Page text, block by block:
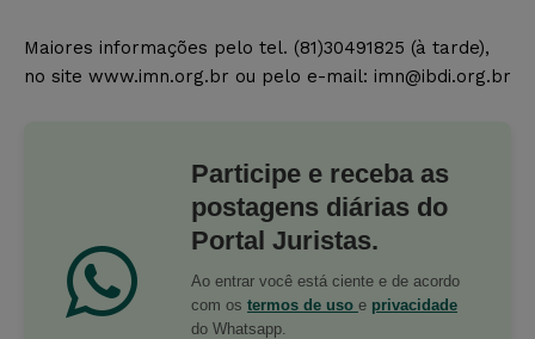
Maiores informações pelo tel. (81)30491825 (à tarde),
no site www.imn.org.br ou pelo e-mail: imn@ibdi.org.br
Participe e receba as
postagens diárias do
Portal Juristas.
Ao entrar você está ciente e de acordo
com os termos de uso e privacidade
do Whatsapp.